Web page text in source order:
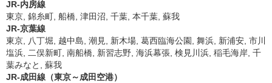
JR-内房線
東京, 錦糸町, 船橋, 津田沼, 千葉, 本千葉, 蘇我
JR-京葉線
東京, 八丁堀, 越中島, 潮見, 新木場, 葛西臨海公園, 舞浜, 新浦安, 市川
塩浜, 二俣新町, 南船橋, 新習志野, 海浜幕張, 検見川浜, 稲毛海岸, 千
葉みなと, 蘇我
JR-成田線（東京～成田空港）